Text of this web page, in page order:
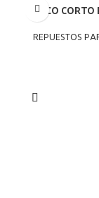
ARCO
REPUESTOS